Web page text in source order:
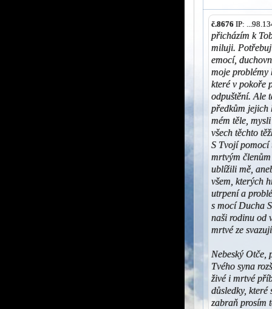
č.8676 IP:
přicházím k
miluji.
emocí,
moje problémy
které v pokoře
odpuštění. Ale
předkům jejich
mém těle,
všech těchto
S Tvojí pomocí
mrtvým
ublížili mě,
všem, kterých
utrpení a
s mocí Ducha
naši rodinu od
mrtvé ze
Nebeský Otče,
Tvého syna
živé i mrtvé
důsledky, které
zabraň prosím